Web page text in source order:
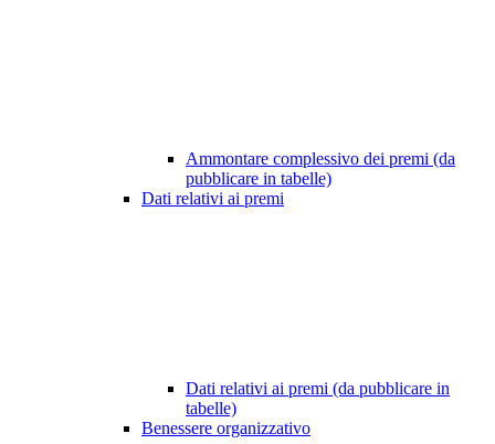
Ammontare complessivo dei premi (da
pubblicare in tabelle)
Dati relativi ai premi
Dati relativi ai premi (da pubblicare in
tabelle)
Benessere organizzativo